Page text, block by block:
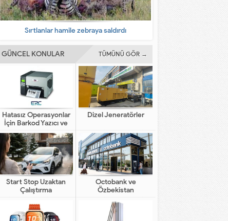
En ilginç hayvanlar
GÜNCEL KONULAR TÜMÜNÜ GÖR →
Hatasız Operasyonlar
İçin Barkod Yazıcı ve
Otomasyon Sistemleri
Dizel Jeneratörler
Start Stop Uzaktan
Çalıştırma
Octobank ve
Özbekistan
Bankalarının Dijital
Finansal Altyapının
Gelişimindeki Yeni Rolü